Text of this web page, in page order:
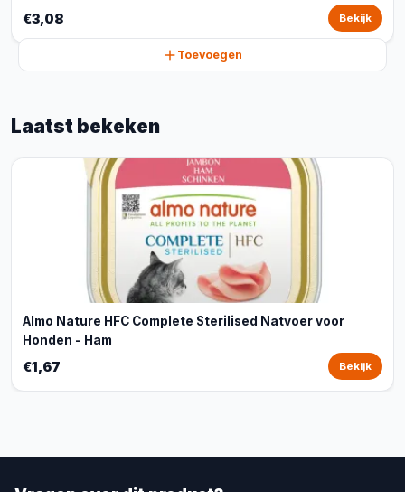
€3,08 Bekijk
Toevoegen
Laatst bekeken
Almo Nature HFC Complete Sterilised Natvoer voor
Honden - Ham
€1,67 Bekijk